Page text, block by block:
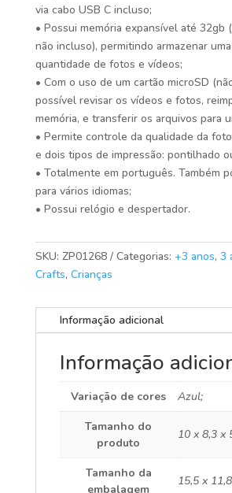
via cabo USB C incluso;
• Possui memória expansível até 32gb
não incluso), permitindo armazenar
quantidade de fotos e vídeos;
• Com o uso de um cartão microSD
possível revisar os vídeos e fotos,
memória, e transferir os arquivos para
• Permite controle da qualidade da
e dois tipos de impressão: pontilhado
• Totalmente em português. Também
para vários idiomas;
• Possui relógio e despertador.
SKU: ZP01268 Categorias: +3 anos, 3
Crafts, Crianças
Informação adicional
Informação
Variação de cores
Azul;
Tamanho do
produto
10 x 8,3 x
Tamanho da
embalagem
15,5 x